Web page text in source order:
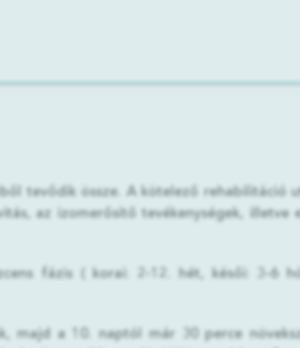
tevődik össze. A kötelező rehabilitáció
az izomerősítő tevékenységek, illetve
fázis ( korai: 2-12. hét, késői: 3-6
majd a 10. naptól már 30 perce